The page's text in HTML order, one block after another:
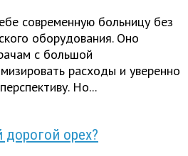
современную больницу без
оборудования. Оно
с большой
расходы и уверенно
Но...
орех?